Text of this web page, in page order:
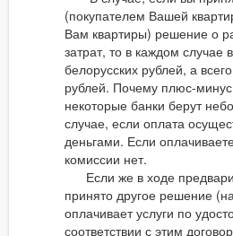
(покупателем Вашей
Вам квартиры) решение о
затрат, то в каждом случае
белорусских рублей, а
рублей. Почему плюс-
некоторые банки берут
случае, если оплата
деньгами. Если
комиссии нет.
Если же в ходе
принято другое решение
оплачивает услуги по
соответствии с этим